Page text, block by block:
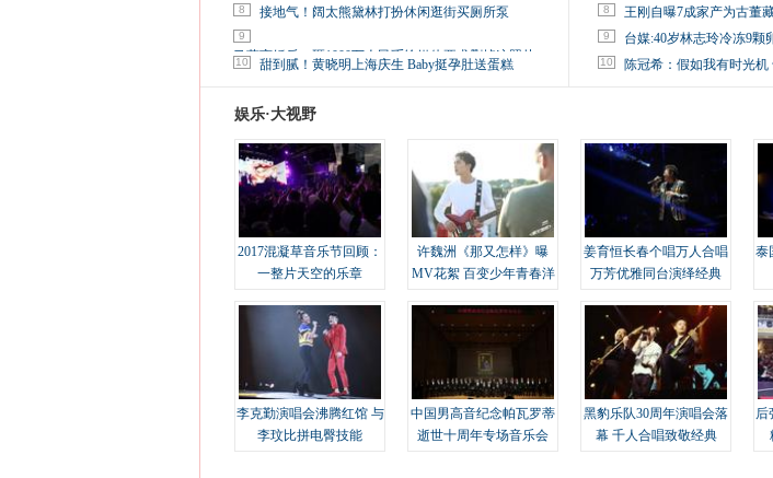
8 接地气！阔太熊黛林打扮休闲逛街买厕所泵
9
马蓉离婚后，砸1000万人民币给媒体要求删掉这照片
10 甜到腻！黄晓明上海庆生 Baby挺孕肚送蛋糕
8 王刚自曝7成家产为古董
9 台媒:40岁林志玲冷冻9颗
10 陈冠希：假如我有时光机
娱乐·大视野
2017混凝草音乐节回顾：
一整片天空的乐章
许魏洲《那又怎样》曝
MV花絮 百变少年青春洋
姜育恒长春个唱万人合唱
万芳优雅同台演绎经典
泰
李克勤演唱会沸腾红馆 与
李玟比拼电臀技能
中国男高音纪念帕瓦罗蒂
逝世十周年专场音乐会
黑豹乐队30周年演唱会落
幕 千人合唱致敬经典
后